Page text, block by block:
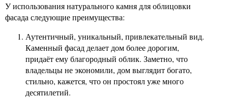
У использования натурального камня для облицовки
фасада следующие преимущества:
Аутентичный, уникальный, привлекательный вид.
Каменный фасад делает дом более дорогим,
придаёт ему благородный облик. Заметно, что
владельцы не экономили, дом выглядит богато,
стильно, кажется, что он простоял уже много
десятилетий.